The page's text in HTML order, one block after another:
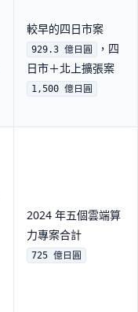
較早的四日市案
929.3 億日圓
，四
日市＋北上擴張案
1,500 億日圓
2024 年五個雲端算
力專案合計
725 億日圓